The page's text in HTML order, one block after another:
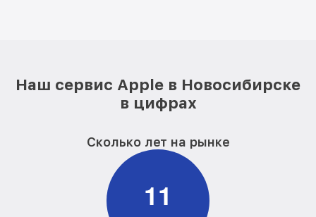
Наш сервис Apple в Новосибирске
в цифрах
Сколько лет на рынке
11